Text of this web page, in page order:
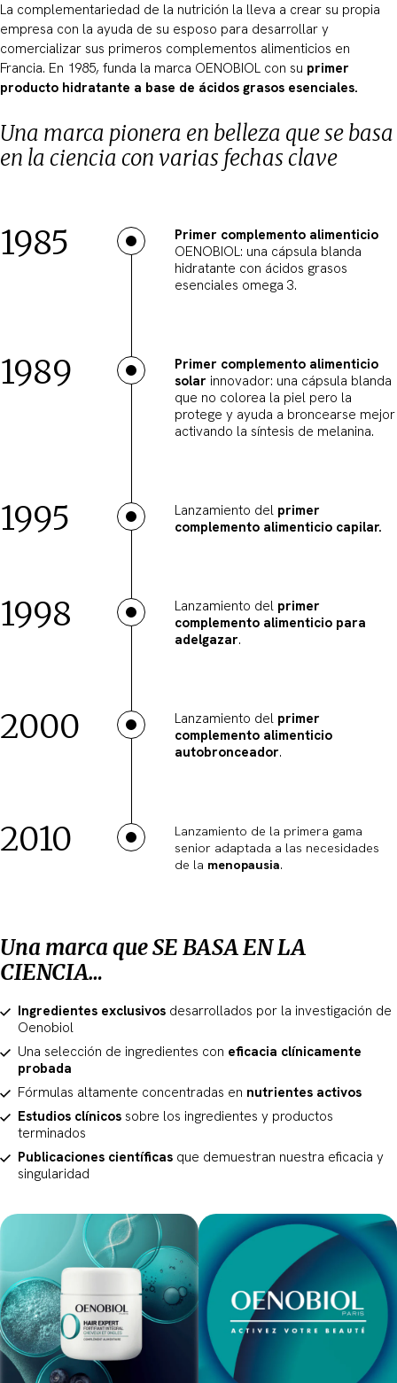
La complementariedad de la nutrición la lleva a crear su propia
empresa con la ayuda de su esposo para desarrollar y
comercializar sus primeros complementos alimenticios en
Francia. En 1985, funda la marca OENOBIOL con su primer
producto hidratante a base de ácidos grasos esenciales.
Una marca pionera en belleza que se basa
en la ciencia con varias fechas clave
1985
Primer complemento alimenticio
OENOBIOL: una cápsula blanda
hidratante con ácidos grasos
esenciales omega 3.
1989
Primer complemento alimenticio
solar innovador: una cápsula blanda
que no colorea la piel pero la
protege y ayuda a broncearse mejor
activando la síntesis de melanina.
1995 Lanzamiento del primer
complemento alimenticio capilar.
1998 Lanzamiento del primer
complemento alimenticio para
adelgazar.
2000 Lanzamiento del primer
complemento alimenticio
autobronceador.
2010
Lanzamiento de la primera gama
senior adaptada a las necesidades
de la menopausia.
Una marca que SE BASA EN LA
CIENCIA…
Ingredientes exclusivos desarrollados por la investigación de
Oenobiol
Una selección de ingredientes con eficacia clínicamente
probada
Fórmulas altamente concentradas en nutrientes activos
Estudios clínicos sobre los ingredientes y productos
terminados
Publicaciones científicas que demuestran nuestra eficacia y
singularidad